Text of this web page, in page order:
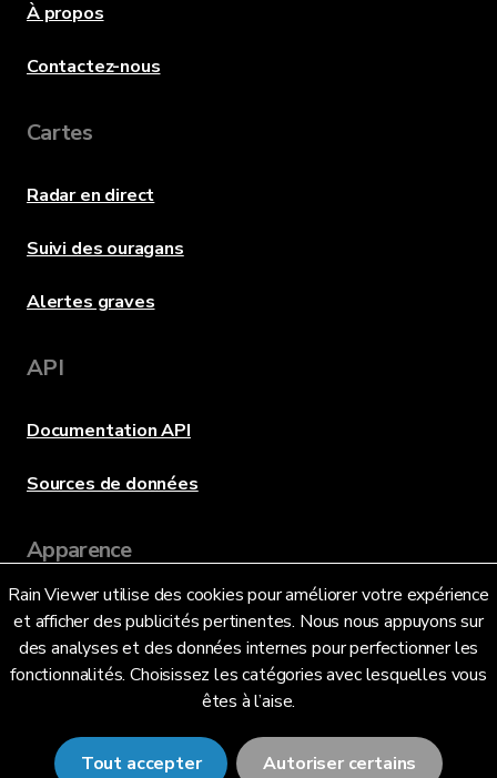
Rain Viewer utilise des cookies pour améliorer votre expérience
et afficher des publicités pertinentes. Nous nous appuyons sur
des analyses et des données internes pour perfectionner les
fonctionnalités. Choisissez les catégories avec lesquelles vous
êtes à l’aise.
Tout accepter Autoriser certains
À propos
Contactez-nous
Cartes
Radar en direct
Suivi des ouragans
Alertes graves
API
Documentation API
Sources de données
Apparence
Langue